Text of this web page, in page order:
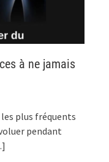
à ne jamais
les plus fréquents
pendant